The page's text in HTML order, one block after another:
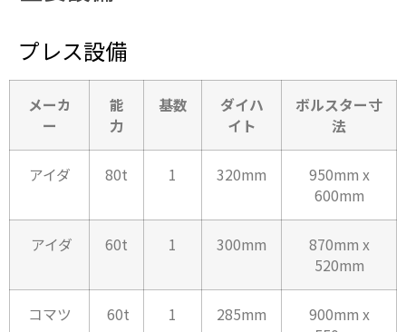
プレス設備
メーカ
ー
能
力
基数
ダイハ
イト
ボルスター寸
法
アイダ 80t 1 320mm
950mm x
600mm
アイダ 60t 1 300mm
870mm x
520mm
コマツ 60t 1 285mm
900mm x